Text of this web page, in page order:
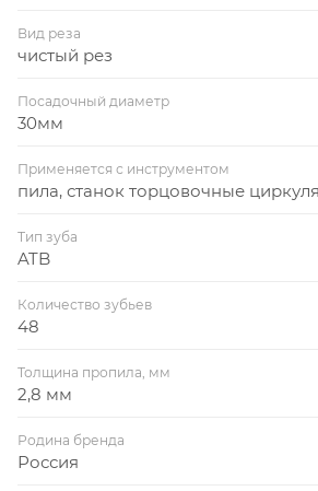
Вид реза
чистый рез
Посадочный диаметр
30мм
Применяется с инструментом
пила, станок торцовочные
Тип зуба
ATB
Количество зубьев
48
Толщина пропила, мм
2,8 мм
Родина бренда
Россия